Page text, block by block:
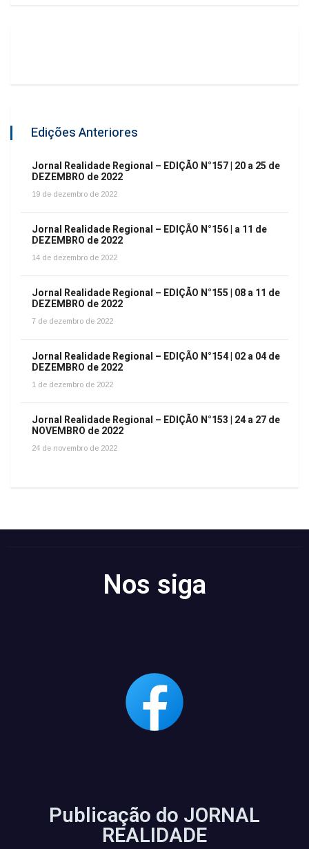
Edições Anteriores
Jornal Realidade Regional – EDIÇÃO N°157 | 20 a 25 de
DEZEMBRO de 2022
19 de dezembro de 2022
Jornal Realidade Regional – EDIÇÃO N°156 | a 11 de
DEZEMBRO de 2022
14 de dezembro de 2022
Jornal Realidade Regional – EDIÇÃO N°155 | 08 a 11 de
DEZEMBRO de 2022
7 de dezembro de 2022
Jornal Realidade Regional – EDIÇÃO N°154 | 02 a 04 de
DEZEMBRO de 2022
1 de dezembro de 2022
Jornal Realidade Regional – EDIÇÃO N°153 | 24 a 27 de
NOVEMBRO de 2022
24 de novembro de 2022
Nos siga
Publicação do JORNAL
REALIDADE